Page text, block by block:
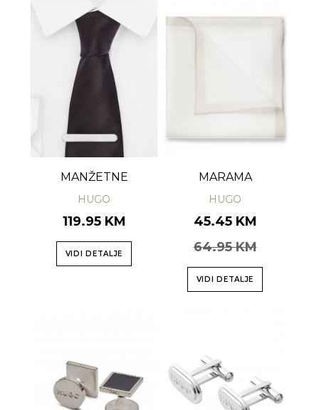
MANŽETNE
HUGO
119.95 KM
VIDI DETALJE
MARAMA
HUGO
45.45 KM
64.95 KM
VIDI DETALJE